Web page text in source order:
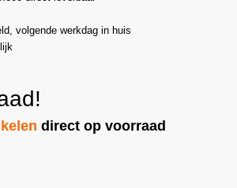
volgende werkdag in huis
direct op voorraad